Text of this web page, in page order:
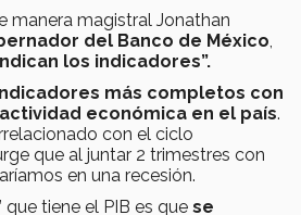
manera magistral Jonathan
del Banco de México
los indicadores”.
más completos con
económica en el país.
con el ciclo
que al juntar 2 trimestres con
en una recesión.
que tiene el PIB es que se